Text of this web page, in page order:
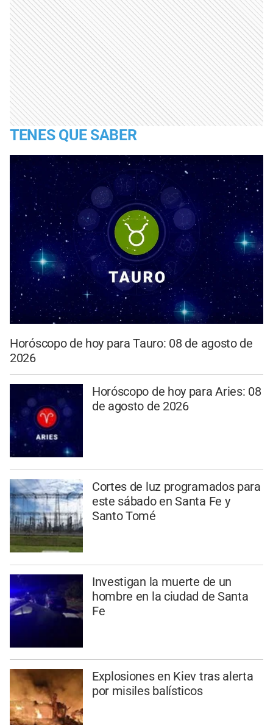
TENES QUE SABER
Horóscopo de hoy para Tauro: 08 de agosto de
2026
Horóscopo de hoy para Aries: 08
de agosto de 2026
Cortes de luz programados para
este sábado en Santa Fe y
Santo Tomé
Investigan la muerte de un
hombre en la ciudad de Santa
Fe
Explosiones en Kiev tras alerta
por misiles balísticos